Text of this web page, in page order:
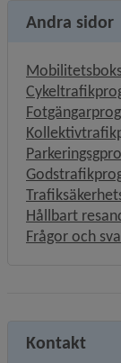
Andra sidor
Hållbart
Frågor och
Kontakt